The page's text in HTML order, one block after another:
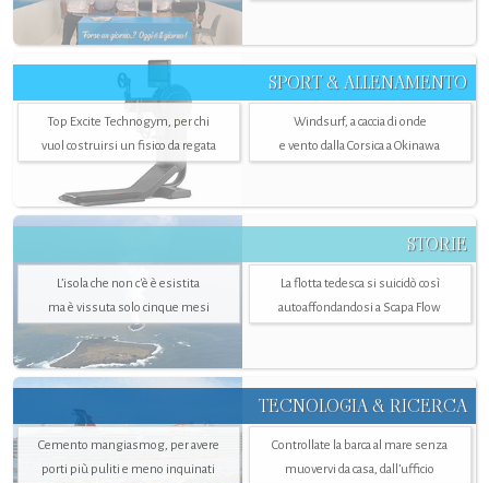
SPORT & ALLENAMENTO
Top Excite Technogym, per chi
vuol costruirsi un fisico da regata
Windsurf, a caccia di onde
e vento dalla Corsica a Okinawa
STORIE
L’isola che non c'è è esistita
ma è vissuta solo cinque mesi
La flotta tedesca si suicidò così
autoaffondandosi a Scapa Flow
TECNOLOGIA & RICERCA
Cemento mangiasmog, per avere
porti più puliti e meno inquinati
Controllate la barca al mare senza
muovervi da casa, dall’ufficio